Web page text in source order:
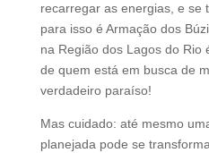
recarregar as energias, e se
para isso é Armação dos
na Região dos Lagos do Rio
de quem está em busca de
verdadeiro paraíso!
Mas cuidado: até mesmo
planejada pode se